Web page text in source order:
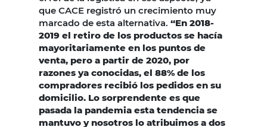
que CACE registró un crecimiento muy
marcado de esta alternativa. “En 2018-
2019 el retiro de los productos se hacía
mayoritariamente en los puntos de
venta, pero a partir de 2020, por
razones ya conocidas, el 88% de los
compradores recibió los pedidos en su
domicilio. Lo sorprendente es que
pasada la pandemia esta tendencia se
mantuvo y nosotros lo atribuimos a dos